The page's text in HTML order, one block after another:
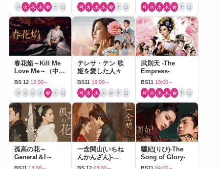
月 火 水 木 金 土 日 月 火 水 木 金 土 日 月 火 水 木 金 土 日
春花焔～Kill Me
Love Me～（中国
ドラマ）
BS 12 15:00～
月 火 水 木 金 土 日
テレサ・テン 歌
姫を愛した人々
BS11 19:00～
月 火 水 木 金 土 日
武則天 -The
Empress-
BS11 10:00～
月 火 水 木 金 土 日
孤高の花～
General＆I～
一念関山(いちね
んかんざん)-
Journey to Love-
驪妃(りひ)-The
Song of Glory-